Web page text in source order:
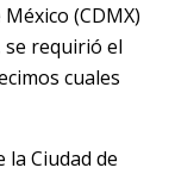
(CDMX)
se requirió el
cuales
Ciudad de